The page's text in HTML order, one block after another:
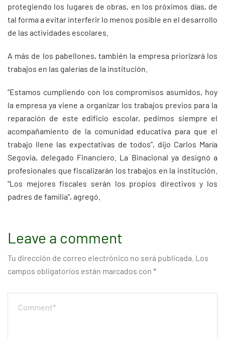
protegiendo los lugares de obras, en los próximos días, de
tal forma a evitar interferir lo menos posible en el desarrollo
de las actividades escolares.
A más de los pabellones, también la empresa priorizará los
trabajos en las galerías de la institución.
“Estamos cumpliendo con los compromisos asumidos, hoy
la empresa ya viene a organizar los trabajos previos para la
reparación de este edificio escolar, pedimos siempre el
acompañamiento de la comunidad educativa para que el
trabajo llene las expectativas de todos”, dijo Carlos María
Segovia, delegado Financiero. La Binacional ya designó a
profesionales que fiscalizarán los trabajos en la institución.
“Los mejores fiscales serán los propios directivos y los
padres de familia”, agregó.
Leave a comment
Tu dirección de correo electrónico no será publicada. Los
campos obligatorios están marcados con *